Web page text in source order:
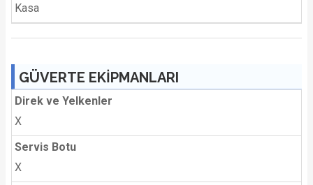
Kasa
GÜVERTE EKİPMANLARI
Direk ve Yelkenler
X
Servis Botu
X